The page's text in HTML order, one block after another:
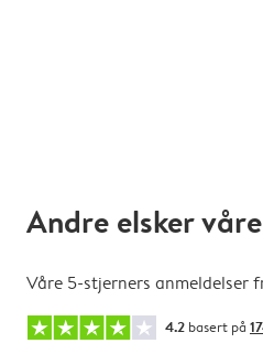
Andre elsker
Våre 5-stjerners anmeldelser
4.2 basert på